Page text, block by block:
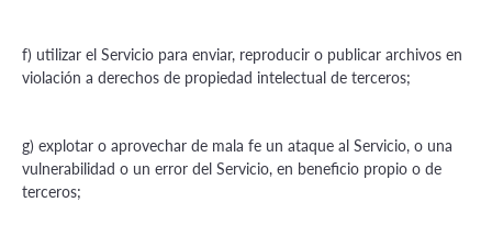
f) utilizar el Servicio para enviar, reproducir o publicar archivos en
violación a derechos de propiedad intelectual de terceros;
g) explotar o aprovechar de mala fe un ataque al Servicio, o una
vulnerabilidad o un error del Servicio, en beneficio propio o de
terceros;